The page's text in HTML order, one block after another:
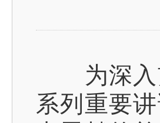
为深入
系列重要